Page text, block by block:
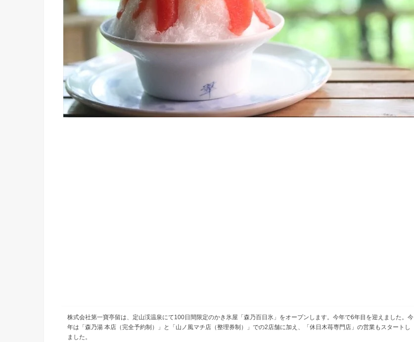
株式会社第一寶亭留は、定山渓温泉にて100日間限定のかき氷屋「 森乃百日氷 」をオープンします。今年で6年目を迎えました。今
年は「森乃湯 本店（完全予約制）」と「山ノ風マチ店（整理券制）」での2店舗に加え、「休日木苺専門店」の営業もスタートし
ました。